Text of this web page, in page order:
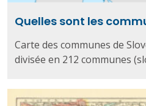
Quelles sont les
Carte des communes de
divisée en 212 communes